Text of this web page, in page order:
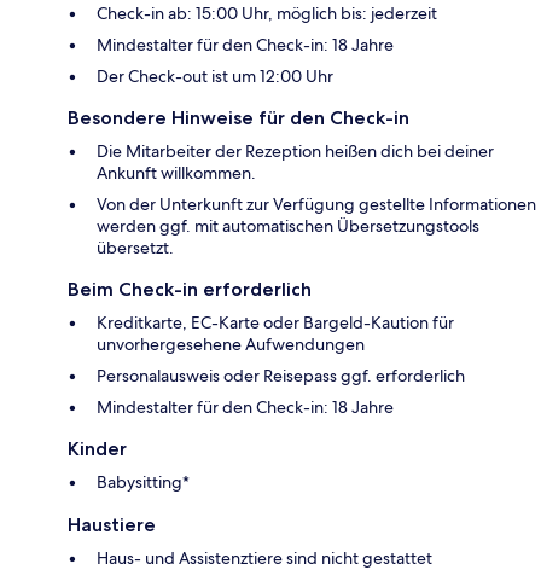
Check-in ab: 15:00 Uhr, möglich bis: jederzeit
Mindestalter für den Check-in: 18 Jahre
Der Check-out ist um 12:00 Uhr
Besondere Hinweise für den Check-in
Die Mitarbeiter der Rezeption heißen dich bei deiner
Ankunft willkommen.
Von der Unterkunft zur Verfügung gestellte Informationen
werden ggf. mit automatischen Übersetzungstools
übersetzt.
Beim Check-in erforderlich
Kreditkarte, EC-Karte oder Bargeld-Kaution für
unvorhergesehene Aufwendungen
Personalausweis oder Reisepass ggf. erforderlich
Mindestalter für den Check-in: 18 Jahre
Kinder
Babysitting*
Haustiere
Haus- und Assistenztiere sind nicht gestattet